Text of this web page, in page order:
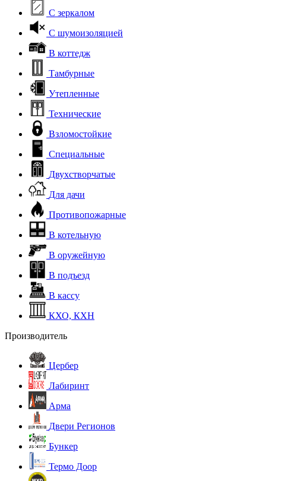
С зеркалом
С шумоизоляцией
В коттедж
Тамбурные
Утепленные
Технические
Взломостойкие
Специальные
Двухстворчатые
Для дачи
Противопожарные
В котельную
В оружейную
В подъезд
В кассу
КХО, КХН
Производитель
Цербер
Лабиринт
Арма
Двери Регионов
Бункер
Термо Доор